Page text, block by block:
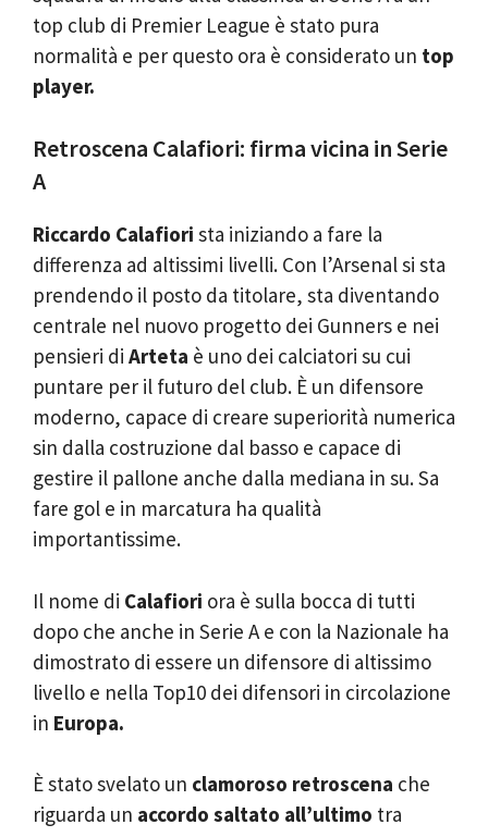
top club di Premier League è stato pura
normalità e per questo ora è considerato un top
player.
Retroscena Calafiori: firma vicina in Serie
A
Riccardo Calafiori sta iniziando a fare la
differenza ad altissimi livelli. Con l’Arsenal si sta
prendendo il posto da titolare, sta diventando
centrale nel nuovo progetto dei Gunners e nei
pensieri di Arteta è uno dei calciatori su cui
puntare per il futuro del club. È un difensore
moderno, capace di creare superiorità numerica
sin dalla costruzione dal basso e capace di
gestire il pallone anche dalla mediana in su. Sa
fare gol e in marcatura ha qualità
importantissime.
Il nome di Calafiori ora è sulla bocca di tutti
dopo che anche in Serie A e con la Nazionale ha
dimostrato di essere un difensore di altissimo
livello e nella Top10 dei difensori in circolazione
in Europa.
È stato svelato un clamoroso retroscena che
riguarda un accordo saltato all’ultimo tra